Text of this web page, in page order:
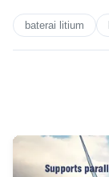
baterai litium